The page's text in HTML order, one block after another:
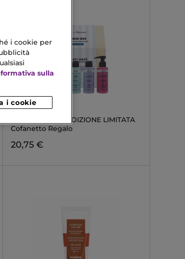
VEBIX
SUMMER BOX - EDIZIONE LIMITATA
Cofanetto Regalo
20,75 €
i cookie per
sulla
i cookie